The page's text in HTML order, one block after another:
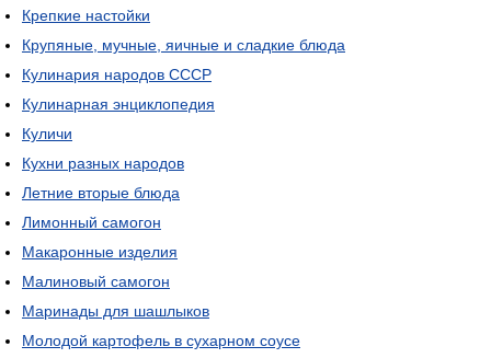
Крепкие настойки
Крупяные, мучные, яичные и сладкие блюда
Кулинария народов СССР
Кулинарная энциклопедия
Куличи
Кухни разных народов
Летние вторые блюда
Лимонный самогон
Макаронные изделия
Малиновый самогон
Маринады для шашлыков
Молодой картофель в сухарном соусе